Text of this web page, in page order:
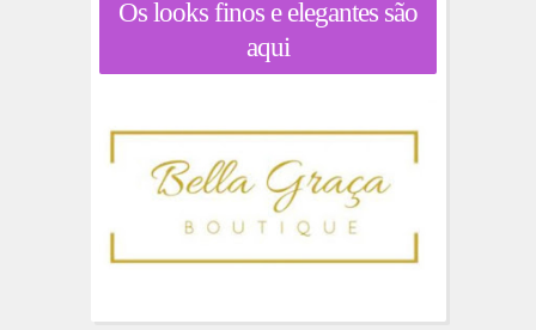
Os looks finos e elegantes são
aqui